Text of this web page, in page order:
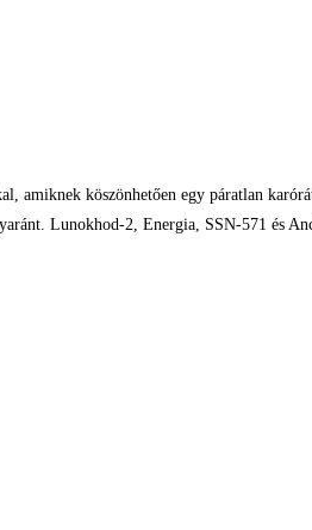
amiknek köszönhetően egy páratlan
Lunokhod-2, Energia, SSN-571 és